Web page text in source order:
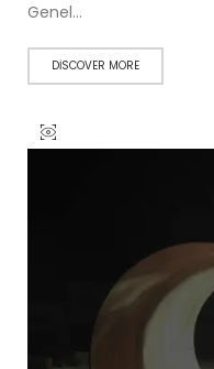
Genel…
DISCOVER MORE